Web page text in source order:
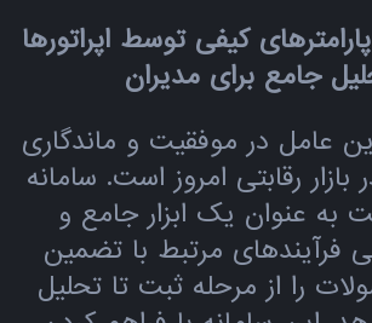
کیفی توسط اپراتورها
جامع برای مدیران
عامل در موفقیت و ماندگاری
رقابتی امروز است. سامانه
به عنوان یک ابزار جامع و
فرآیندهای مرتبط با تضمین
را از مرحله ثبت تا تحلیل